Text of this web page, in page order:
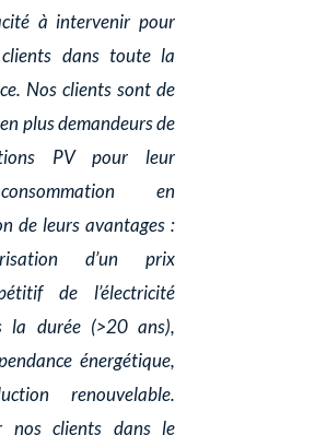
à intervenir pour
dans toute la
Nos clients sont de
plus demandeurs de
PV pour leur
en
de leurs avantages :
d’un prix
de l’électricité
la durée (>20 ans),
énergétique,
renouvelable.
nos clients dans le